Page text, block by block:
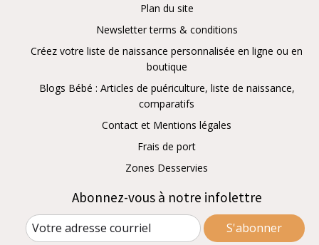
Plan du site
Newsletter terms & conditions
Créez votre liste de naissance personnalisée en ligne ou en
boutique
Blogs Bébé : Articles de puériculture, liste de naissance,
comparatifs
Contact et Mentions légales
Frais de port
Zones Desservies
Abonnez-vous à notre infolettre
S'abonner